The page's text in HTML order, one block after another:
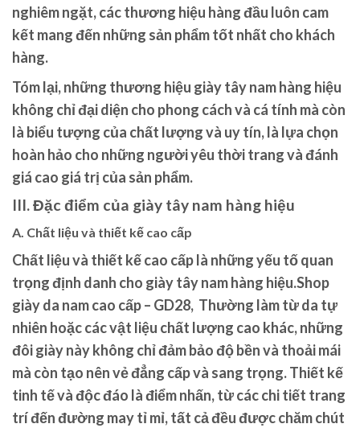
nghiêm ngặt, các thương hiệu hàng đầu luôn cam
kết mang đến những sản phẩm tốt nhất cho khách
hàng.
Tóm lại, những thương hiệu giày tây nam hàng hiệu
không chỉ đại diện cho phong cách và cá tính mà còn
là biểu tượng của chất lượng và uy tín, là lựa chọn
hoàn hảo cho những người yêu thời trang và đánh
giá cao giá trị của sản phẩm.
III. Đặc điểm của giày tây nam hàng hiệu
A. Chất liệu và thiết kế cao cấp
Chất liệu và thiết kế cao cấp là những yếu tố quan
trọng định danh cho giày tây nam hàng hiệu.Shop
giày da nam cao cấp – GD28, Thường làm từ da tự
nhiên hoặc các vật liệu chất lượng cao khác, những
đôi giày này không chỉ đảm bảo độ bền và thoải mái
mà còn tạo nên vẻ đẳng cấp và sang trọng. Thiết kế
tinh tế và độc đáo là điểm nhấn, từ các chi tiết trang
trí đến đường may tỉ mỉ, tất cả đều được chăm chút